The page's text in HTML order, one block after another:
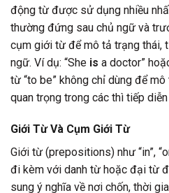
động từ được sử dụng nhiều
thường đứng sau chủ ngữ và
cụm giới từ để mô tả trạng thái,
ngữ. Ví dụ: “She is a doctor”
từ “to be” không chỉ dùng để
quan trọng trong các thì tiếp
Giới Từ Và Cụm Giới Từ
Giới từ (prepositions) như “in”,
đi kèm với danh từ hoặc đại từ
sung ý nghĩa về nơi chốn, thời